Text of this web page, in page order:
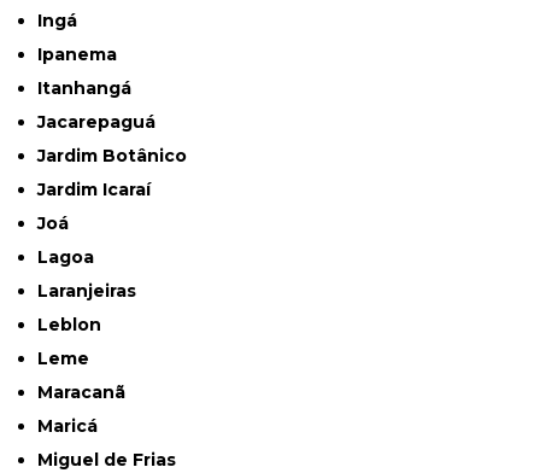
Ingá
Ipanema
Itanhangá
Jacarepaguá
Jardim Botânico
Jardim Icaraí
Joá
Lagoa
Laranjeiras
Leblon
Leme
Maracanã
Maricá
Miguel de Frias